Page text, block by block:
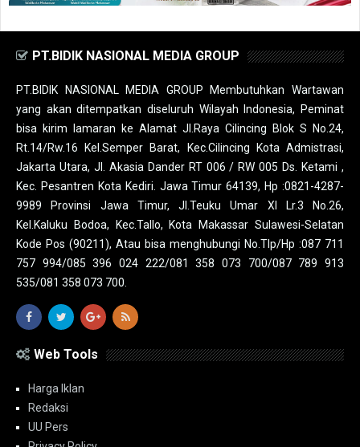
PT.BIDIK NASIONAL MEDIA GROUP
PT.BIDIK NASIONAL MEDIA GROUP Membutuhkan Wartawan
yang akan ditempatkan diseluruh Wilayah Indonesia, Peminat
bisa kirim lamaran ke Alamat Jl.Raya Cilincing Blok S No.24,
Rt.14/Rw.16 Kel.Semper Barat, Kec.Cilincing Kota Admistrasi,
Jakarta Utara, Jl. Akasia Dander RT 006 / RW 005 Ds. Ketami ,
Kec. Pesantren Kota Kediri. Jawa Timur 64139, Hp :0821-4287-
9989 Provinsi Jawa Timur, Jl.Teuku Umar XI Lr.3 No.26,
Kel.Kaluku Bodoa, Kec.Tallo, Kota Makassar Sulawesi-Selatan
Kode Pos (90211), Atau bisa menghubungi No.Tlp/Hp :087 711
757 994/085 396 024 222/081 358 073 700/087 789 913
535/081 358 073 700.
Web Tools
Harga Iklan
Redaksi
UU Pers